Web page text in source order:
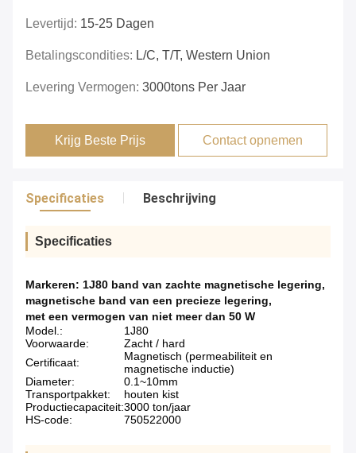
Levertijd: 15-25 Dagen
Betalingscondities: L/C, T/T, Western Union
Levering Vermogen: 3000tons Per Jaar
Krijg Beste Prijs Contact opnemen
Specificaties Beschrijving
Specificaties
Markeren: 1J80 band van zachte magnetische legering,
magnetische band van een precieze legering,
met een vermogen van niet meer dan 50 W
Model.:
1J80
Voorwaarde:
Zacht / hard
Certificaat:
Magnetisch (permeabiliteit en
magnetische inductie)
Diameter:
0.1~10mm
Transportpakket:
houten kist
Productiecapaciteit:3000 ton/jaar
HS-code:
750522000